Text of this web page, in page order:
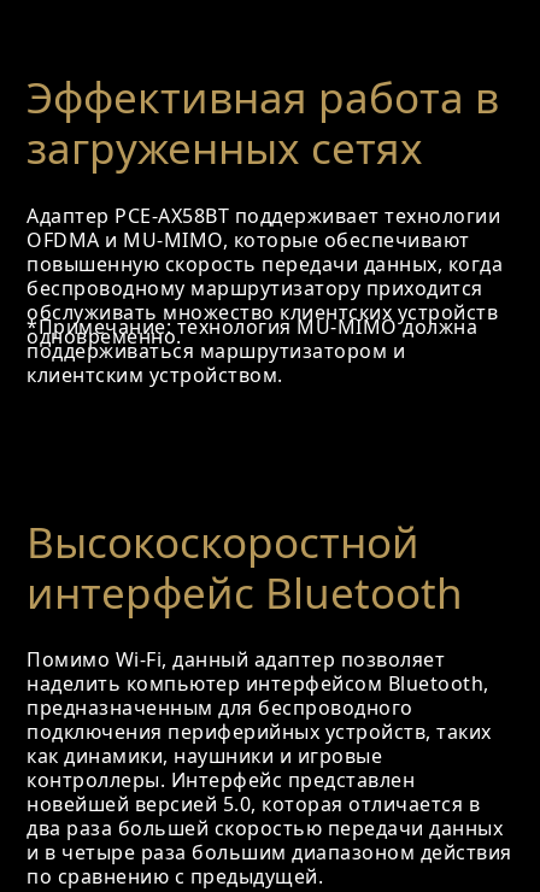
Эффективная работа в
загруженных сетях
Адаптер PCE-AX58BT поддерживает технологии
OFDMA и MU-MIMO, которые обеспечивают
повышенную скорость передачи данных, когда
беспроводному маршрутизатору приходится
обслуживать множество клиентских устройств
одновременно.
*Примечание: технология MU-MIMO должна
поддерживаться маршрутизатором и
клиентским устройством.
Высокоскоростной
интерфейс Bluetooth
Помимо Wi-Fi, данный адаптер позволяет
наделить компьютер интерфейсом Bluetooth,
предназначенным для беспроводного
подключения периферийных устройств, таких
как динамики, наушники и игровые
контроллеры. Интерфейс представлен
новейшей версией 5.0, которая отличается в
два раза большей скоростью передачи данных
и в четыре раза большим диапазоном действия
по сравнению с предыдущей.